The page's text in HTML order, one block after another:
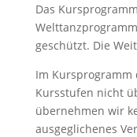
Das
geschützt. Die
Im Kursprogramm
Kursstufen nicht
übernehmen wir
ausgeglichenes